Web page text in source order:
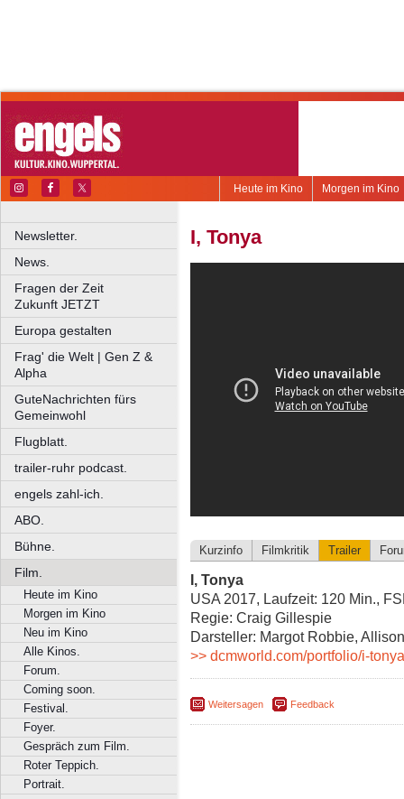
Morgen im Kino
Heute im Kino
Newsletter.
News.
Fragen der Zeit
Zukunft JETZT
Europa gestalten
Frag' die Welt | Gen Z &
Alpha
GuteNachrichten fürs
Gemeinwohl
Flugblatt.
trailer-ruhr podcast.
engels zahl-ich.
ABO.
Bühne.
Film.
Heute im Kino
Morgen im Kino
Neu im Kino
Alle Kinos.
Forum.
Coming soon.
Festival.
Foyer.
Gespräch zum Film.
Roter Teppich.
Portrait.
I, Tonya
Kurzinfo Filmkritik Trailer
I, Tonya
USA 2017, Laufzeit: 120 Min.,
Regie: Craig Gillespie
Darsteller: Margot Robbie,
>> dcmworld.com/portfolio/i-tonya
Weitersagen Feedback